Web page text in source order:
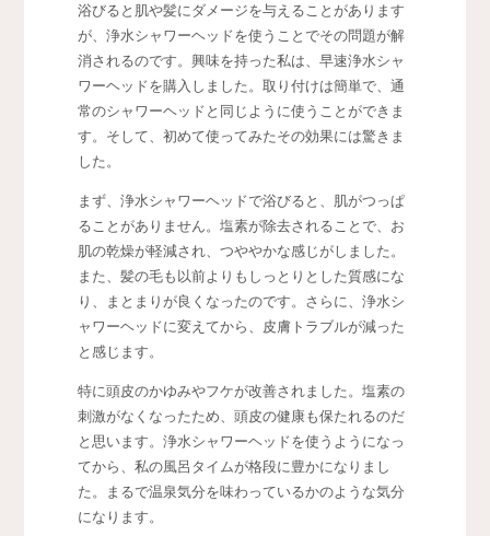
浴びると肌や髪にダメージを与えることがあります
が、浄水シャワーヘッドを使うことでその問題が解
消されるのです。興味を持った私は、早速浄水シャ
ワーヘッドを購入しました。取り付けは簡単で、通
常のシャワーヘッドと同じように使うことができま
す。そして、初めて使ってみたその効果には驚きま
した。
まず、浄水シャワーヘッドで浴びると、肌がつっぱ
ることがありません。塩素が除去されることで、お
肌の乾燥が軽減され、つややかな感じがしました。
また、髪の毛も以前よりもしっとりとした質感にな
り、まとまりが良くなったのです。さらに、浄水シ
ャワーヘッドに変えてから、皮膚トラブルが減った
と感じます。
特に頭皮のかゆみやフケが改善されました。塩素の
刺激がなくなったため、頭皮の健康も保たれるのだ
と思います。浄水シャワーヘッドを使うようになっ
てから、私の風呂タイムが格段に豊かになりまし
た。まるで温泉気分を味わっているかのような気分
になります。